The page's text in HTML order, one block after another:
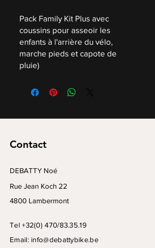
Pack Family Kit Plus avec
coussins pour asseoir les
enfants à l'arrière du vélo,
marche pieds et capote de
pluie)
Contact
DEBATTY Noé
Rue Jean Koch 22
4800 Lambermont
Tel +32(0) 470/83.35.19
Email: info@debattybike.be